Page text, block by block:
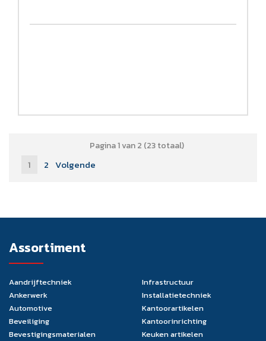
Pagina 1 van 2 (23 totaal)
1 2 Volgende
Assortiment
Aandrijftechniek
Ankerwerk
Automotive
Beveiliging
Bevestigingsmaterialen
Infrastructuur
Installatietechniek
Kantoorartikelen
Kantoorinrichting
Keuken artikelen